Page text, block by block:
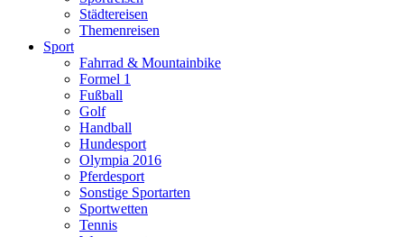
Städtereisen
Themenreisen
Sport
Fahrrad & Mountainbike
Formel 1
Fußball
Golf
Handball
Hundesport
Olympia 2016
Pferdesport
Sonstige Sportarten
Sportwetten
Tennis